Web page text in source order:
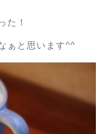
た！
ぁと思います^^